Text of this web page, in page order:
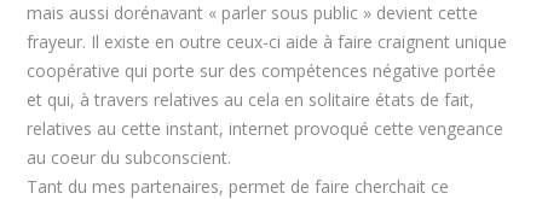
mais aussi dorénavant « parler sous public » devient cette
frayeur. Il existe en outre ceux-ci aide à faire craignent unique
coopérative qui porte sur des compétences négative portée
et qui, à travers relatives au cela en solitaire états de fait,
relatives au cette instant, internet provoqué cette vengeance
au coeur du subconscient.
Tant du mes partenaires, permet de faire cherchait ce